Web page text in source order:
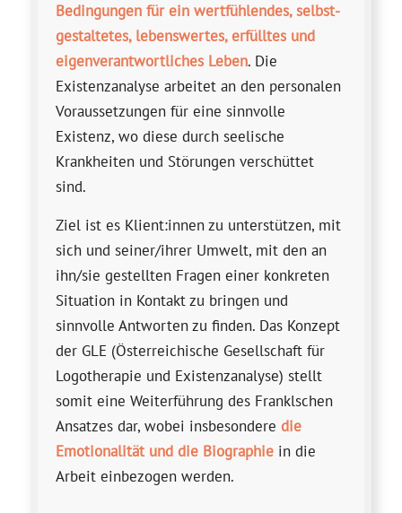
Bedingungen für ein wert­fühlendes, selbst­
gestaltetes, lebenswertes, erfülltes und
eigenverantwortliches Leben. Die
Existenzanalyse arbeitet an den personalen
Voraussetzungen für eine sinnvolle
Existenz, wo diese durch seelische
Krankheiten und Störungen verschüttet
sind.
Ziel ist es Klient:innen zu unter­stützen, mit
sich und seiner/ihrer Umwelt, mit den an
ihn/sie gestellten Fragen einer konkreten
Situation in Kontakt zu bringen und
sinnvolle Antworten zu finden. Das Konzept
der GLE (Österreichische Gesellschaft für
Logotherapie und Existenz­analyse) stellt
somit eine Weiterführung des Franklschen
Ansatzes dar, wobei insbesondere die
Emotionalität und die Biographiein die
Arbeit einbezogen werden.